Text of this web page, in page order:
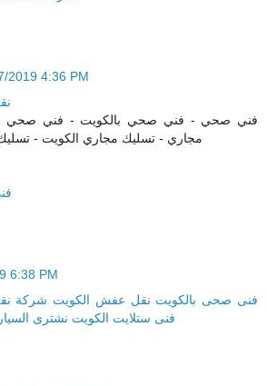
2019 4:36 PM
فني صحي - فني صحي بالكويت - فني صحي
مجاري - تسليك مجاري الكويت -
6:38 PM
فنی صحی بالكویت نقل عفش الكویت شركة
فنی ستلایت الكویت نشتری